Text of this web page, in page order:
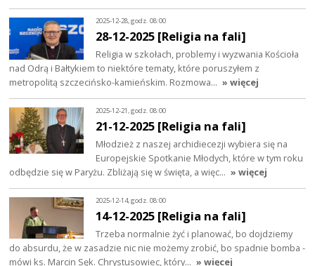
2025-12-28, godz. 08:00
28-12-2025 [Religia na fali]
Religia w szkołach, problemy i wyzwania Kościoła
nad Odrą i Bałtykiem to niektóre tematy, które poruszyłem z
metropolitą szczecińsko-kamieńskim. Rozmowa… » więcej
2025-12-21, godz. 08:00
21-12-2025 [Religia na fali]
Młodzież z naszej archidiecezji wybiera się na
Europejskie Spotkanie Młodych, które w tym roku
odbędzie się w Paryżu. Zbliżają się w święta, a więc… » więcej
2025-12-14, godz. 08:00
14-12-2025 [Religia na fali]
Trzeba normalnie żyć i planować, bo dojdziemy
do absurdu, że w zasadzie nic nie możemy zrobić, bo spadnie bomba -
mówi ks. Marcin Sęk. Chrystusowiec, który… » więcej